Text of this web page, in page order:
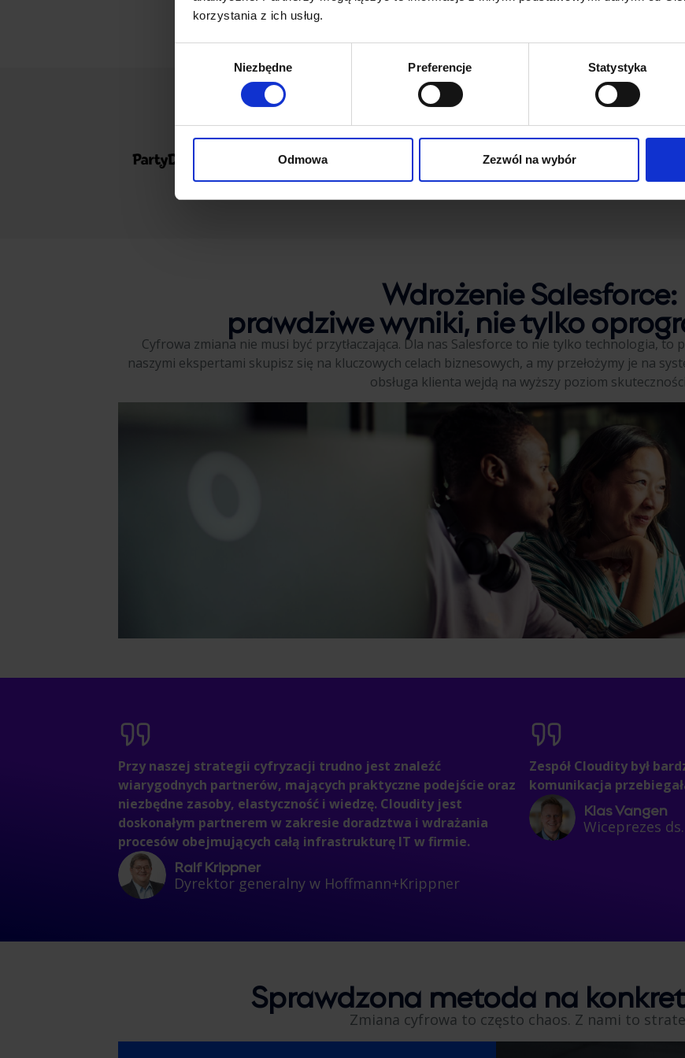
korzystania z ich usług.
Niezbędne Preferencje Statystyka
Odmowa Zezwól na wybór
Zaufały nam Zespoły:
Wdrożenie Salesforce:
prawdziwe wyniki, nie tylko
Cyfrowa zmiana nie musi być przytłaczająca. Dla nas Salesforce to nie tylko technologia, to
naszymi ekspertami skupisz się na kluczowych celach biznesowych, a my przełożymy je na
obsługa klienta wejdą na wyższy poziom
Przy naszej strategii cyfryzacji trudno jest znaleźć
wiarygodnych partnerów, mających praktyczne podejście oraz
niezbędne zasoby, elastyczność i wiedzę. Cloudity jest
doskonałym partnerem w zakresie doradztwa i wdrażania
procesów obejmujących całą infrastrukturę IT w firmie.
Ralf Krippner
Dyrektor generalny w Hoffmann+Krippner
Zespół Cloudity był
komunikacja
Klas Vangen
Wiceprezes
Sprawdzona metoda na
Zmiana cyfrowa to często chaos. Z nami to